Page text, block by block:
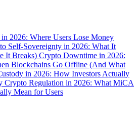
2026: Where Users Lose Money
Self-Sovereignty in 2026: What It
It Breaks) Crypto Downtime in 2026:
Blockchains Go Offline (And What
in 2026: How Investors Actually
Crypto Regulation in 2026: What MiCA
Mean for Users